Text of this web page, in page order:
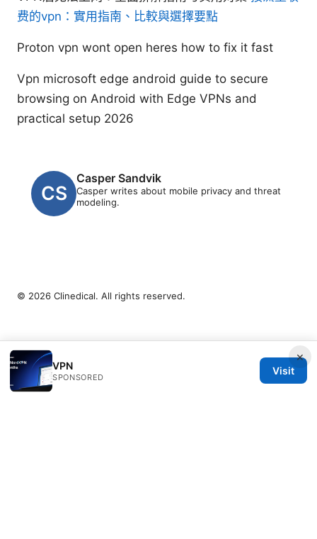
费的vpn：實用指南、比較與選擇要點
Proton vpn wont open heres how to fix it fast
Vpn microsoft edge android guide to secure
browsing on Android with Edge VPNs and
practical setup 2026
Casper Sandvik
Casper writes about mobile privacy and threat
modeling.
×
VPN
SPONSORED
Visit
© 2026 Clinedical. All rights reserved.